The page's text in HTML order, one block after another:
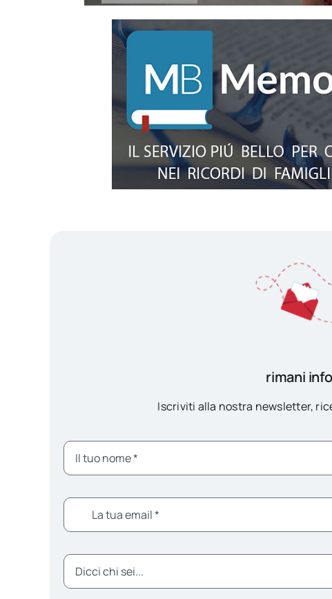
rimani
Iscriviti alla nostra newsletter,